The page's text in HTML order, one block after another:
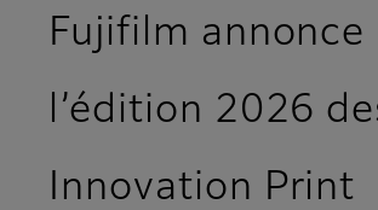
Fujifilm annonce
l’édition 2026
Innovation Print